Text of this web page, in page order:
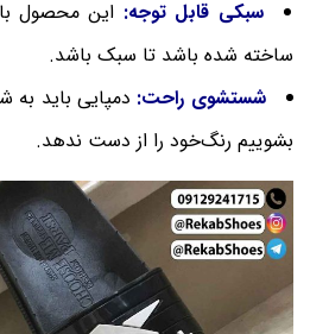
سبکی قابل توجه: این محصول
ساخته شده باشد تا سبک باشد.
شستشوی راحت: دمپایی باید به
بشوییم رنگ‌خود را از دست ندهد.